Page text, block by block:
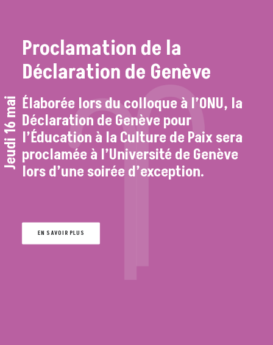
Proclamation de la
Déclaration de Genève
Jeudi 16 mai Élaborée lors du colloque à l’ONU, la
Déclaration de Genève pour
l’Éducation à la Culture de Paix sera
proclamée à l’Université de Genève
lors d’une soirée d’exception.
EN SAVOIR PLUS